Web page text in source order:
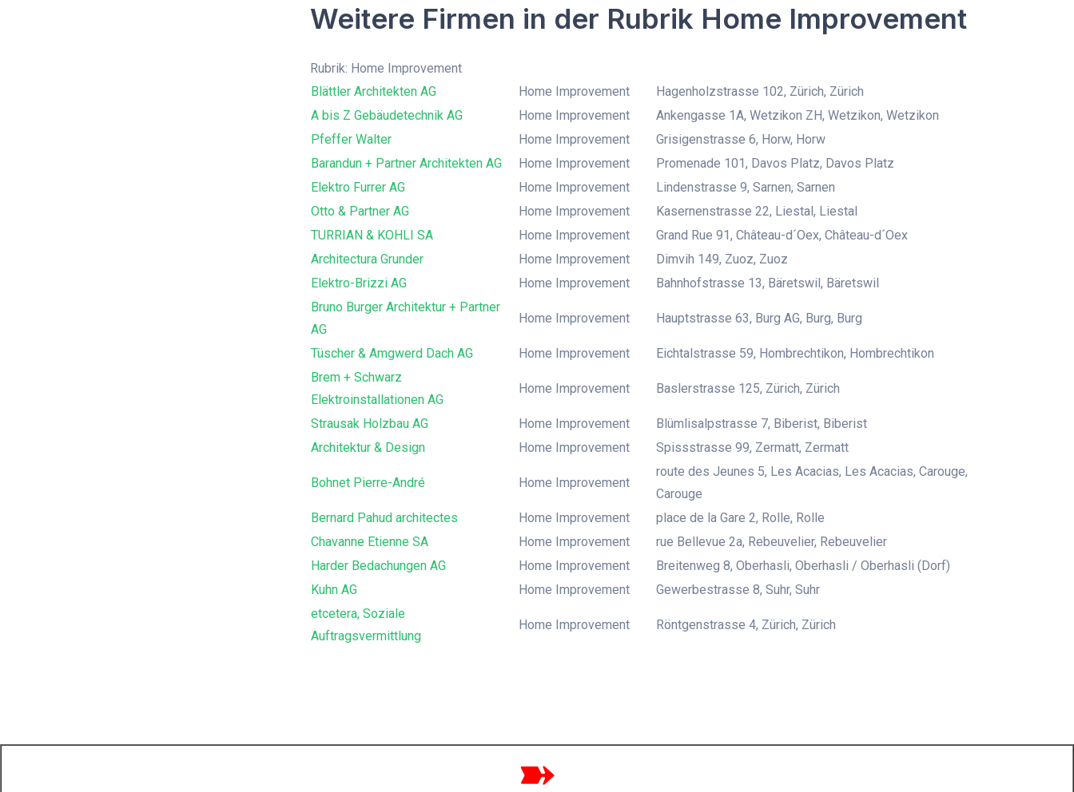
Weitere Firmen in der Rubrik Home Improvement
Rubrik: Home Improvement
Blättler Architekten AG
Home Improvement
Hagenholzstrasse 102, Zürich, Zürich
A bis Z Gebäudetechnik AG
Home Improvement
Ankengasse 1A, Wetzikon ZH, Wetzikon, Wetzikon
Pfeffer Walter
Home Improvement
Grisigenstrasse 6, Horw, Horw
Barandun + Partner Architekten AG
Home Improvement
Promenade 101, Davos Platz, Davos Platz
Elektro Furrer AG
Home Improvement
Lindenstrasse 9, Sarnen, Sarnen
Otto & Partner AG
Home Improvement
Kasernenstrasse 22, Liestal, Liestal
TURRIAN & KOHLI SA
Home Improvement
Grand Rue 91, Château-d´Oex, Château-d´Oex
Architectura Grunder
Home Improvement
Dimvih 149, Zuoz, Zuoz
Elektro-Brizzi AG
Home Improvement
Bahnhofstrasse 13, Bäretswil, Bäretswil
Bruno Burger Architektur + Partner
AG
Home Improvement Hauptstrasse 63, Burg AG, Burg, Burg
Tüscher & Amgwerd Dach AG Home Improvement
Eichtalstrasse 59, Hombrechtikon, Hombrechtikon
Brem + Schwarz
Elektroinstallationen AG
Home Improvement Baslerstrasse 125, Zürich, Zürich
Strausak Holzbau AG Home Improvement
Blümlisalpstrasse 7, Biberist, Biberist
Architektur & Design
Home Improvement Spissstrasse 99, Zermatt, Zermatt
Bohnet Pierre-André Home Improvement
route des Jeunes 5, Les Acacias, Les Acacias, Carouge,
Carouge
Bernard Pahud architectes
Home Improvement
place de la Gare 2, Rolle, Rolle
Chavanne Etienne SA
Home Improvement
rue Bellevue 2a, Rebeuvelier, Rebeuvelier
Harder Bedachungen AG
Home Improvement
Breitenweg 8, Oberhasli, Oberhasli / Oberhasli (Dorf)
Kuhn AG
Home Improvement
Gewerbestrasse 8, Suhr, Suhr
etcetera, Soziale
Auftragsvermittlung
Home Improvement Röntgenstrasse 4, Zürich, Zürich